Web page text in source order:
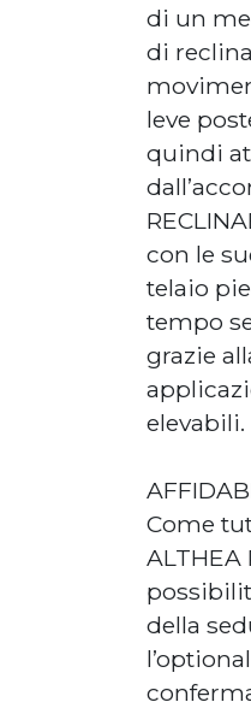
di un
di
leve
quindi
con le
telaio
tempo
grazie
elevabili.
Come
ALTHEA
della